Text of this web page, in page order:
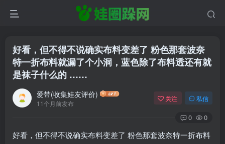
好看，但不得不说确实布料变差了 粉色那套波奈
特一折布料就漏了个小洞，蓝色除了布料透还有就
是袜子什么的 ……
爱带(收集娃友评价)
11个月前发布
关注 私信
0 0
好看，但不得不说确实布料变差了 粉色那套波奈特一折布料